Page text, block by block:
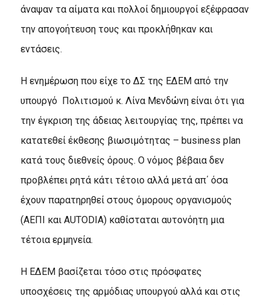
άναψαν τα αίματα και πολλοί δημιουργοί εξέφρασαν
την απογοήτευση τους και προκλήθηκαν και
εντάσεις.
Η ενημέρωση που είχε το ΔΣ της ΕΔΕΜ από την
υπουργό Πολιτισμού κ. Λίνα Μενδώνη είναι ότι για
την έγκριση της άδειας λειτουργίας της, πρέπει να
κατατεθεί έκθεσης βιωσιμότητας – business plan
κατά τους διεθνείς όρους. Ο νόμος βέβαια δεν
προβλέπει ρητά κάτι τέτοιο αλλά μετά απ΄ όσα
έχουν παρατηρηθεί στους όμορους οργανισμούς
(ΑΕΠΙ και AUTODIA) καθίσταται αυτονόητη μια
τέτοια ερμηνεία.
Η ΕΔΕΜ βασίζεται τόσο στις πρόσφατες
υποσχέσεις της αρμόδιας υπουργού αλλά και στις